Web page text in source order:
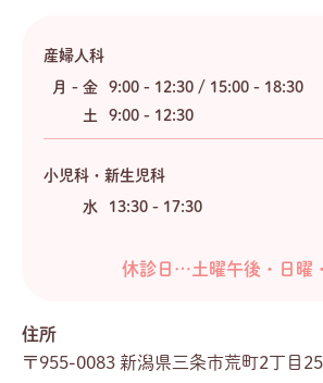
産婦人科
月 - 金
9:00 - 12:30 / 15:00 - 18:30
土
9:00 - 12:30
小児科・新生児科
水 13:30 - 17:30
休診日…土曜午後・日曜
住所
〒955-0083 新潟県三条市荒町2丁目